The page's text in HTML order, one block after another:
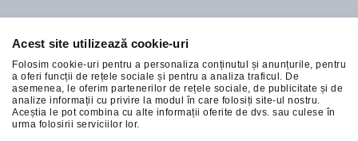
Acest site utilizează cookie-uri
Folosim cookie-uri pentru a personaliza conținutul și anunțurile, pentru
a oferi funcții de rețele sociale și pentru a analiza traficul. De
asemenea, le oferim partenerilor de rețele sociale, de publicitate și de
analize informații cu privire la modul în care folosiți site-ul nostru.
Aceștia le pot combina cu alte informații oferite de dvs. sau culese în
urma folosirii serviciilor lor.